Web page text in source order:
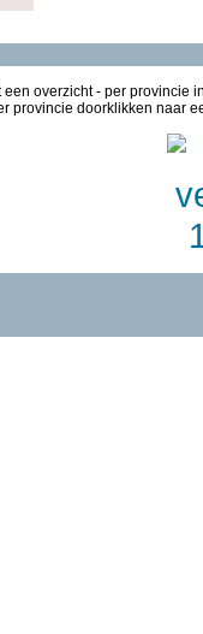
overzicht - per
provincie doorklikken naar